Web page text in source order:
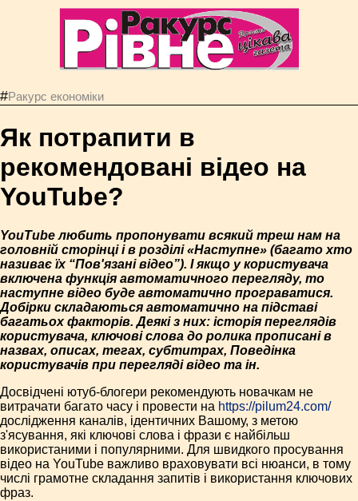
#Ракурс економiки
Як потрапити в
рекомендовані відео на
YouTube?
YouTube любить пропонувати всякий треш нам на
головній сторінці і в розділі «Наступне» (багато хто
називає їх “Пов'язані відео”). І якщо у користувача
включена функція автоматичного перегляду, то
наступне відео буде автоматично програватися.
Добірки складаються автоматично на підставі
багатьох факторів. Деякі з них: історія переглядів
користувача, ключові слова до ролика прописані в
назвах, описах, тегах, субтитрах, Поведінка
користувачів при перегляді відео та ін.
Досвідчені ютуб-блогери рекомендують новачкам не
витрачати багато часу і провести на https://pilum24.com/
дослідження каналів, ідентичних Вашому, з метою
з'ясування, які ключові слова і фрази є найбільш
використаними і популярними. Для швидкого просування
відео на YouTube важливо враховувати всі нюанси, в тому
числі грамотне складання запитів і використання ключових
фраз.